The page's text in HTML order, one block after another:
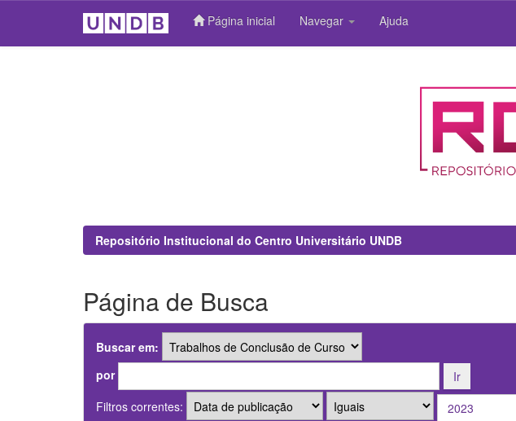
Página inicial Navegar Ajuda
Repositório Institucional do Centro Universitário UNDB
Página de Busca
Buscar em:
por
Filtros correntes: